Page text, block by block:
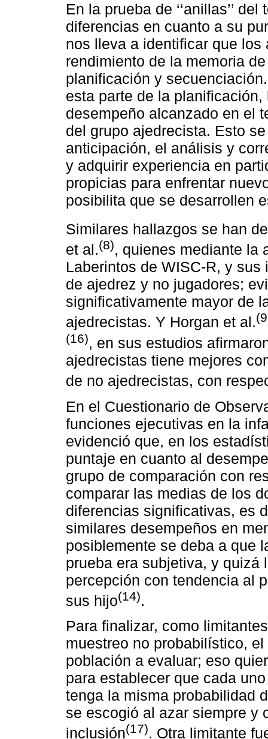
En la prueba de ‘‘anillas’’
diferencias en cuanto a su
nos lleva a identificar que
rendimiento de la memoria
planificación y
esta parte de la
desempeño alcanzado en el
del grupo ajedrecista. Esto
anticipación, el análisis y
y adquirir experiencia en
propicias para enfrentar
posibilita que se desarrollen
Similares hallazgos se han
et al.(8), quienes mediante la
Laberintos de WISC-R, y
de ajedrez y no jugadores;
significativamente mayor de
ajedrecistas. Y Horgan et al.
(16), en sus estudios
ajedrecistas tiene mejores
de no ajedrecistas, con
En el Cuestionario de
funciones ejecutivas en la
evidenció que, en los
puntaje en cuanto al
grupo de comparación con
comparar las medias de los
diferencias significativas, es
similares desempeños en
posiblemente se deba a que
prueba era subjetiva, y quizá
percepción con tendencia al
sus hijo(14).
Para finalizar, como
muestreo no probabilístico,
población a evaluar; eso
para establecer que cada
tenga la misma probabilidad
se escogió al azar siempre y
inclusión(17). Otra limitante